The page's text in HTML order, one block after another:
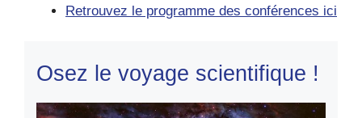
Retrouvez le programme des conférences ici
Osez le voyage scientifique !